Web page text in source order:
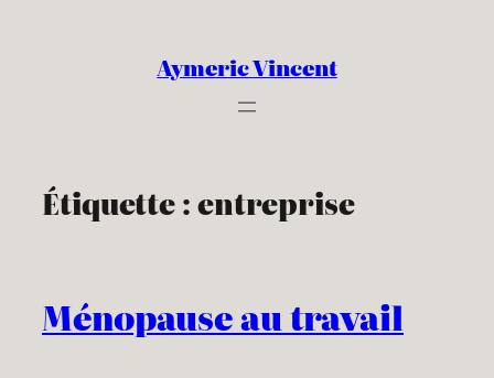
Aymeric Vincent
Étiquette :entreprise
Ménopause au travail